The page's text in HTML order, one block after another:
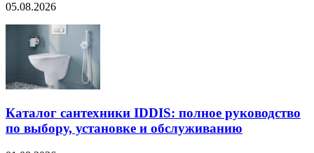
05.08.2026
Каталог сантехники IDDIS: полное руководство
по выбору, установке и обслуживанию